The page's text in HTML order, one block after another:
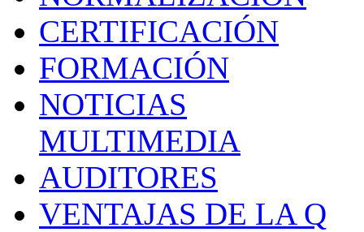
CERTIFICACIÓN
FORMACIÓN
NOTICIAS
MULTIMEDIA
AUDITORES
VENTAJAS DE LA Q